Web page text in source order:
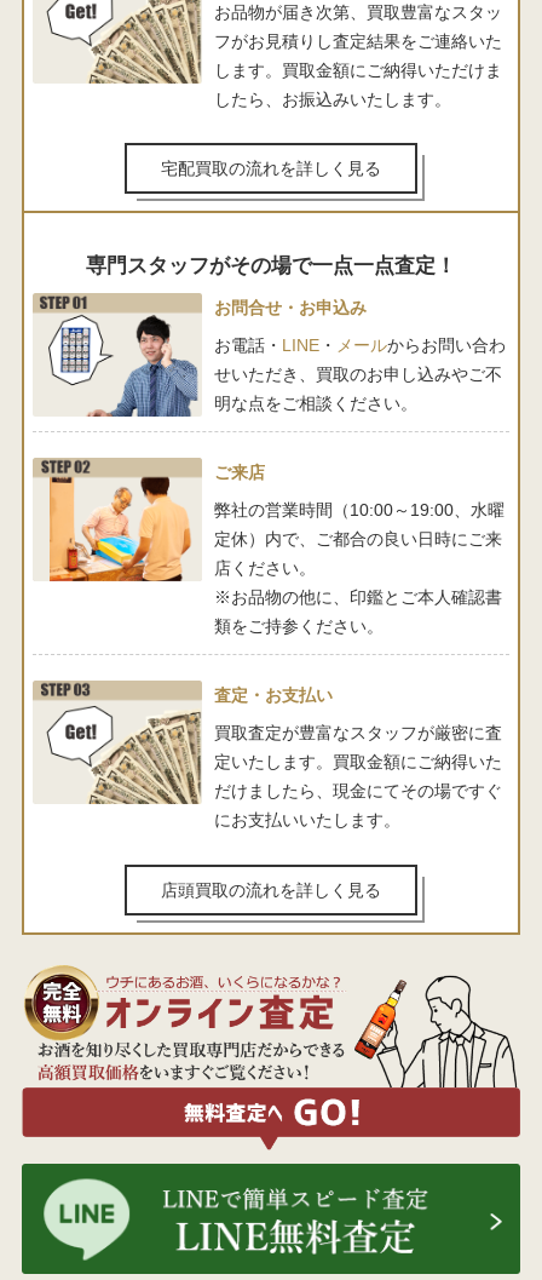
お品物が届き次第、買取豊富なスタッ
フがお見積りし査定結果をご連絡いた
します。買取金額にご納得いただけま
したら、お振込みいたします。
宅配買取の流れを詳しく見る
専門スタッフがその場で一点一点査定！
お問合せ・お申込み
お電話・ LINE・ メールからお問い合わ
せいただき、買取のお申し込みやご不
明な点をご相談ください。
ご来店
弊社の営業時間（10:00～19:00、水曜
定休）内で、ご都合の良い日時にご来
店ください。
※お品物の他に、印鑑とご本人確認書
類をご持参ください。
査定・お支払い
買取査定が豊富なスタッフが厳密に査
定いたします。買取金額にご納得いた
だけましたら、現金にてその場ですぐ
にお支払いいたします。
店頭買取の流れを詳しく見る